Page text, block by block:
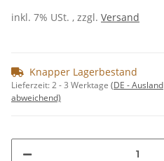
inkl. 7% USt. , zzgl. Versand
Knapper Lagerbestand
Lieferzeit:2 - 3 Werktage (DE - Ausland
abweichend)